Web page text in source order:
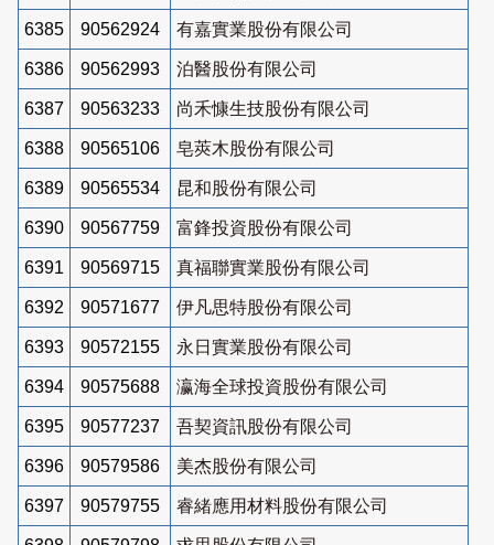
6385 90562924 有嘉實業股份有限公司
6386 90562993 泊醫股份有限公司
6387 90563233 尚禾慷生技股份有限公司
6388 90565106 皂莢木股份有限公司
6389 90565534 昆和股份有限公司
6390 90567759 富鋒投資股份有限公司
6391 90569715 真福聯實業股份有限公司
6392 90571677 伊凡思特股份有限公司
6393 90572155 永日實業股份有限公司
6394 90575688 瀛海全球投資股份有限公司
6395 90577237 吾契資訊股份有限公司
6396 90579586 美杰股份有限公司
6397 90579755 睿緒應用材料股份有限公司